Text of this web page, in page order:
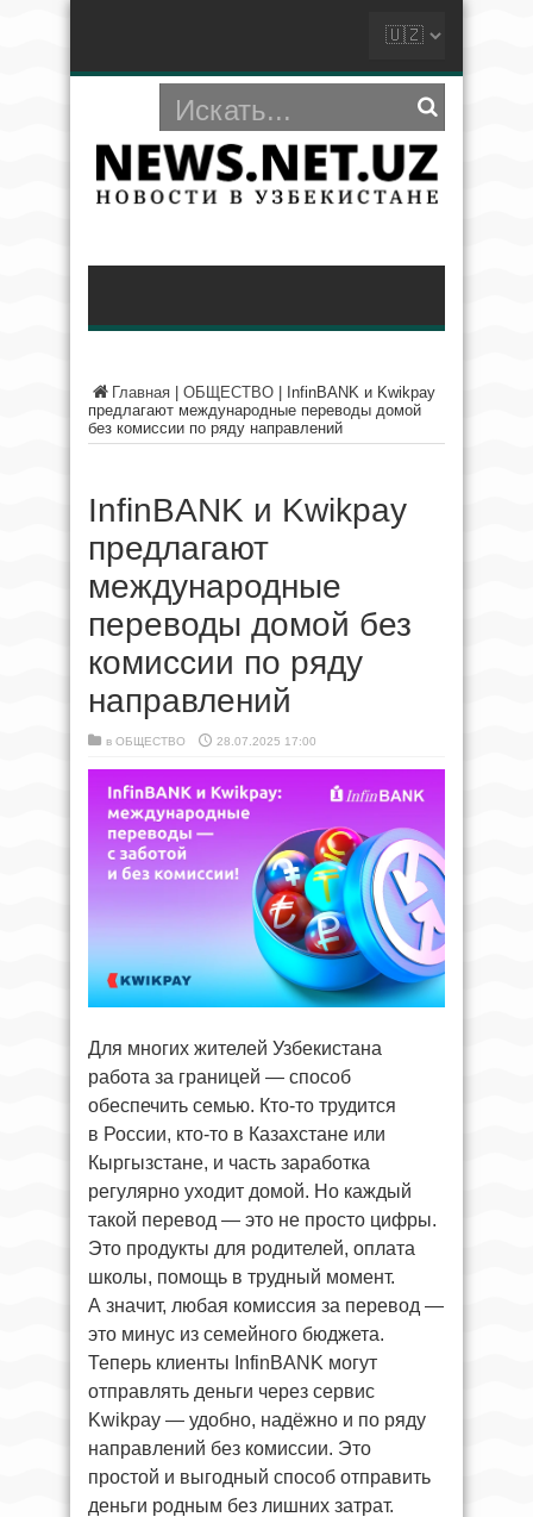
Главная ОБЩЕСТВО
InfinBANK и Kwikpay
предлагают международные переводы домой
без комиссии по ряду направлений
InfinBANK и Kwikpay
предлагают
международные
переводы домой без
комиссии по ряду
направлений
в ОБЩЕСТВО 28.07.2025 17:00
Для многих жителей Узбекистана
работа за границей — способ
обеспечить семью. Кто-то трудится
в России, кто-то в Казахстане или
Кыргызстане, и часть заработка
регулярно уходит домой. Но каждый
такой перевод — это не просто цифры.
Это продукты для родителей, оплата
школы, помощь в трудный момент.
А значит, любая комиссия за перевод —
это минус из семейного бюджета.
Теперь клиенты InfinBANK могут
отправлять деньги через сервис
Kwikpay — удобно, надёжно и по ряду
направлений без комиссии. Это
простой и выгодный способ отправить
деньги родным без лишних затрат.